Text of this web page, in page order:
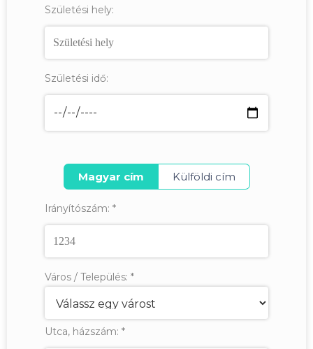
Születési hely:
Születési idő:
Magyar cím Külföldi cím
Irányítószám: *
Város / Település: *
Utca, házszám: *